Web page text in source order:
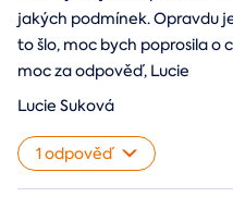
jakých podmínek. Opravdu
to šlo, moc bych poprosila o
moc za odpověď, Lucie
Lucie Suková
1 odpověď